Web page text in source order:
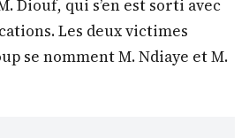
Diouf, qui s’en est sorti avec
Les deux victimes
se nomment M. Ndiaye et M.